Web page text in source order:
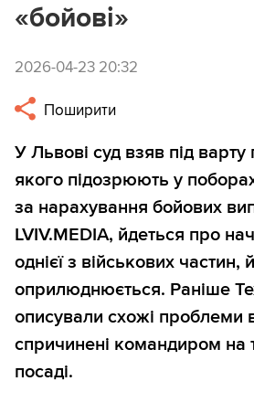
«бойові»
2026-04-23 20:32
Поширити
У Львові суд взяв під
якого підозрюють у
за нарахування бойових
LVIV.MEDIA, йдеться про
однієї з військових
оприлюднюється. Раніше
описували схожі проблеми
спричинені командиром на
посаді.